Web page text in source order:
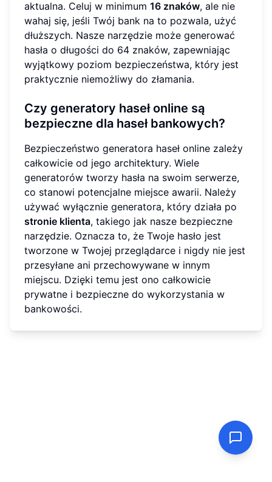
aktualna. Celuj w minimum 16 znaków, ale nie
wahaj się, jeśli Twój bank na to pozwala, użyć
dłuższych. Nasze narzędzie może generować
hasła o długości do 64 znaków, zapewniając
wyjątkowy poziom bezpieczeństwa, który jest
praktycznie niemożliwy do złamania.
Czy generatory haseł online są
bezpieczne dla haseł bankowych?
Bezpieczeństwo generatora haseł online zależy
całkowicie od jego architektury. Wiele
generatorów tworzy hasła na swoim serwerze,
co stanowi potencjalne miejsce awarii. Należy
używać wyłącznie generatora, który działa po
stronie klienta, takiego jak nasze bezpieczne
narzędzie. Oznacza to, że Twoje hasło jest
tworzone w Twojej przeglądarce i nigdy nie jest
przesyłane ani przechowywane w innym
miejscu. Dzięki temu jest ono całkowicie
prywatne i bezpieczne do wykorzystania w
bankowości.